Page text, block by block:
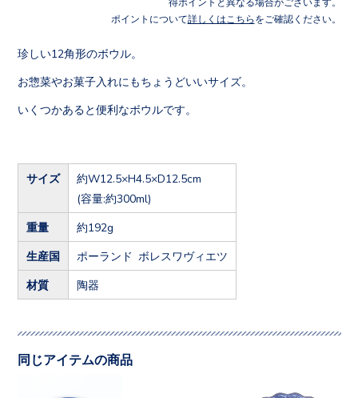
ポイントについて詳しくはこちら をご確認ください。
珍しい12角形のボウル。
お惣菜やお菓子入れにもちょうどいいサイズ。
いくつかあると便利なボウルです。
サイズ
約W12.5×H4.5×D12.5cm
(容量:約300ml)
重量 約192g
生産国 ポーランド ボレスワヴィエツ
材質 陶器
同じアイテムの商品